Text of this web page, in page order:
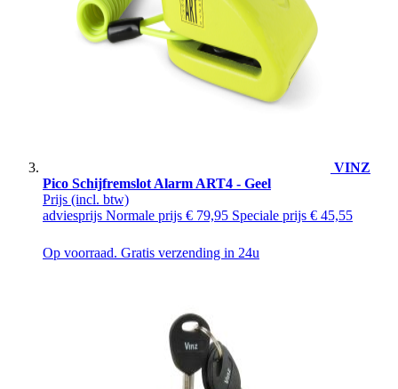
VINZ
Pico Schijfremslot Alarm ART4 - Geel
Prijs (incl. btw)
adviesprijs Normale prijs € 79,95 Speciale prijs € 45,55
Op voorraad. Gratis verzending in 24u